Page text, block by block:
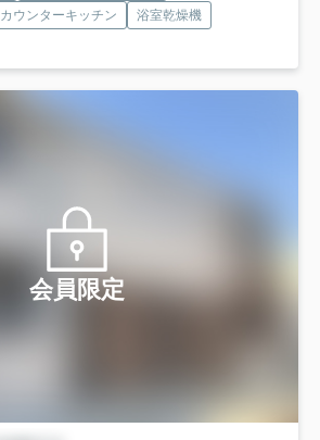
カウンターキッチン
浴室乾燥機
会員限定